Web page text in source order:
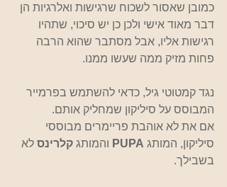
כמובן שאסור לשכוח שרגישות ואלרגיות הן
דבר מאוד אישי ולכן כן יש סיכוי, שתהיו
רגישות אליו, אבל מסתבר שהוא הרבה
פחות מזיק ממה שעשו ממנו.
נגד קמטוטי גיל, כדאי להשתמש בפרמייר
המבוסס על סיליקון שמחליק אותם.
אם את לא אוהבת פריימרים מבוססי
סיליקון, המותג PUPA והמותג קלרינס לא
בשבילך.